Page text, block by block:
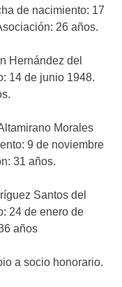
de nacimiento: 17
26 años.
Hernández del
14 de junio 1948.
Morales
9 de noviembre
31 años.
Santos del
24 de enero de
años
a socio honorario.